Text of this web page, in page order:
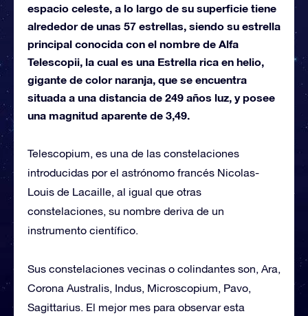
espacio celeste, a lo largo de su superficie tiene
alrededor de unas 57 estrellas, siendo su estrella
principal conocida con el nombre de Alfa
Telescopii, la cual es una Estrella rica en helio,
gigante de color naranja, que se encuentra
situada a una distancia de 249 años luz, y posee
una magnitud aparente de 3,49.
Telescopium, es una de las constelaciones
introducidas por el astrónomo francés Nicolas-
Louis de Lacaille, al igual que otras
constelaciones, su nombre deriva de un
instrumento científico.
Sus constelaciones vecinas o colindantes son, Ara,
Corona Australis, Indus, Microscopium, Pavo,
Sagittarius. El mejor mes para observar esta